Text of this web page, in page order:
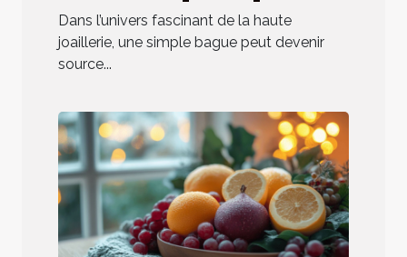
elle un parfum unique ?
Dans l’univers fascinant de la haute
joaillerie, une simple bague peut devenir
source...